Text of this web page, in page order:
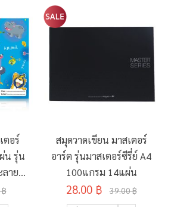
ตอร์
น รุ่น
ลาย
฿
สมุดวาดเขียน มาสเตอร์
อาร์ต รุ่นมาสเตอร์ซีรี่ย์ A4
100แกรม 14แผ่น
28.00 ฿ 39.00 ฿